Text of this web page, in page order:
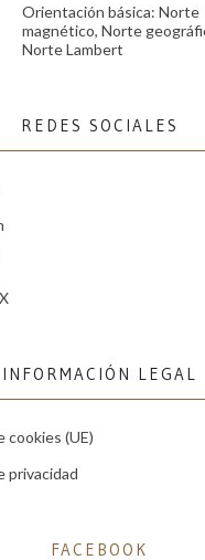
Orientación básica: Norte
magnético, Norte
Norte Lambert
REDES SOCIALES
INFORMACIÓN LEGAL
cookies (UE)
privacidad
FACEBOOK